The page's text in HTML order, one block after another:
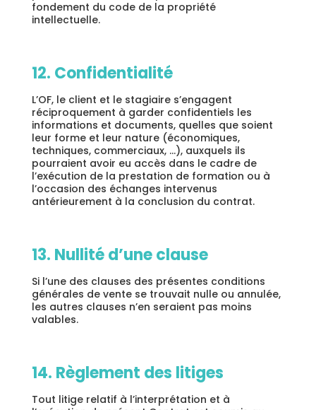
fondement du code de la propriété
intellectuelle.
12. Confidentialité
L’OF, le client et le stagiaire s’engagent
réciproquement à garder confidentiels les
informations et documents, quelles que soient
leur forme et leur nature (économiques,
techniques, commerciaux, …), auxquels ils
pourraient avoir eu accès dans le cadre de
l’exécution de la prestation de formation ou à
l’occasion des échanges intervenus
antérieurement à la conclusion du contrat.
13. Nullité d’une clause
Si l’une des clauses des présentes conditions
générales de vente se trouvait nulle ou annulée,
les autres clauses n’en seraient pas moins
valables.
14. Règlement des litiges
Tout litige relatif à l’interprétation et à